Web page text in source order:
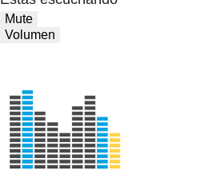
Mute
Volumen